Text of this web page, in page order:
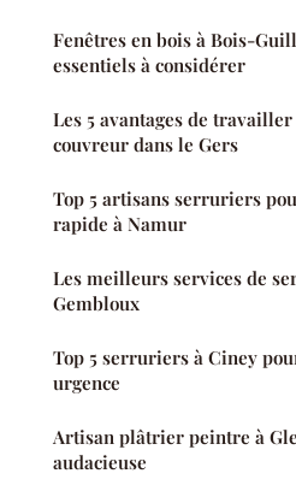
Fenêtres en bois à Bois-
essentiels à considérer
Les 5 avantages de
couvreur dans le Gers
Top 5 artisans serruriers
rapide à Namur
Les meilleurs services de
Gembloux
Top 5 serruriers à Ciney
urgence
Artisan plâtrier peintre à
audacieuse